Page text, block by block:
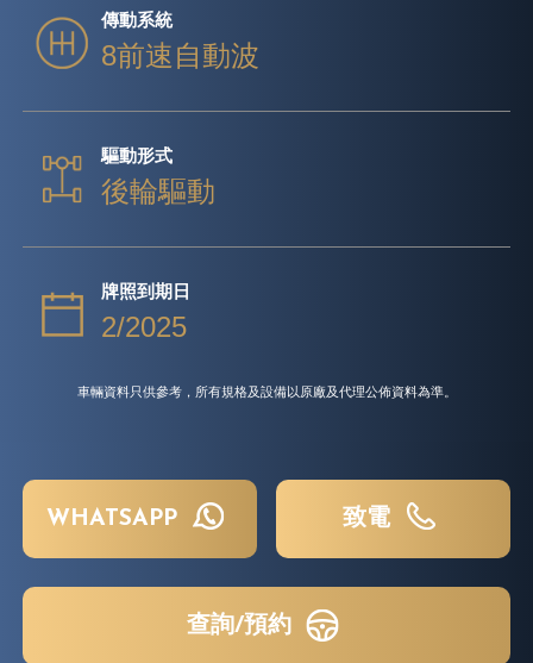
傳動系統
8前速自動波
驅動形式
後輪驅動
牌照到期日
2/2025
車輛資料只供參考，所有規格及設備以原廠及代理公佈資料為準。
WHATSAPP 致電
查詢/預約